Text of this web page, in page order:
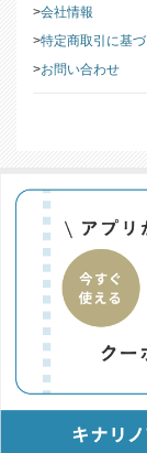
会社情報
特定商取引に基
お問い合わせ